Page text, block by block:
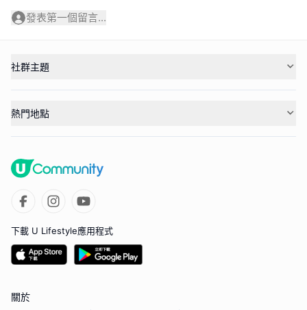
發表第一個留言...
社群主題
熱門地點
下載 U Lifestyle應用程式
關於